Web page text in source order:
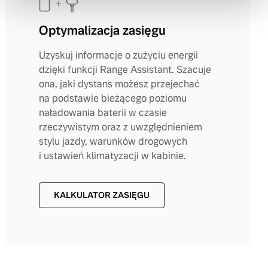
Optymalizacja zasięgu
Uzyskuj informacje o zużyciu energii
dzięki funkcji Range Assistant. Szacuje
ona, jaki dystans możesz przejechać
na podstawie bieżącego poziomu
naładowania baterii w czasie
rzeczywistym oraz z uwzględnieniem
stylu jazdy, warunków drogowych
i ustawień klimatyzacji w kabinie.
KALKULATOR ZASIĘGU